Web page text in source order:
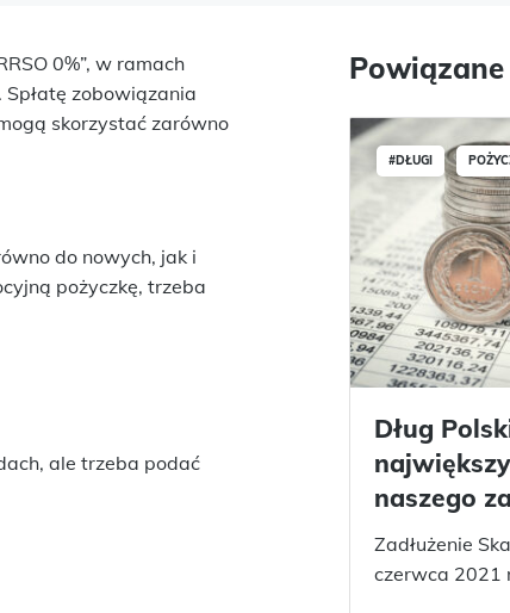
0%”, w ramach
zobowiązania
skorzystać zarówno
do nowych, jak i
pożyczkę, trzeba
ale trzeba podać
#DŁUGI
Dług
naszego
Zadłużenie
czerwca 2021